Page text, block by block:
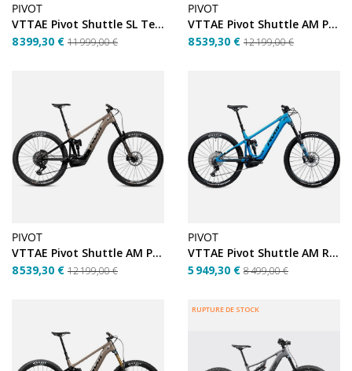
PIVOT
VTTAE Pivot Shuttle SL Team XTR – Grey – Taille L
8 399,30 € 11 999,00 €
PIVOT
VTTAE Pivot Shuttle AM Pro XO – Blue – Taille XL
8 539,30 € 12 199,00 €
PIVOT
VTTAE Pivot Shuttle AM Pro XO – Mojave – Taille XL
8 539,30 € 12 199,00 €
PIVOT
VTTAE Pivot Shuttle AM Ride XT – Blue
5 949,30 € 8 499,00 €
RUPTURE DE STOCK